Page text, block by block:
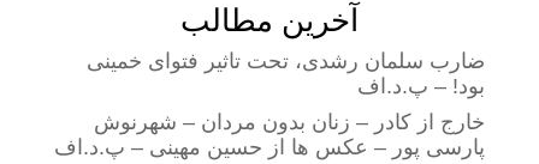
آخرین مطالب
ضارب سلمان رشدی، تحت تاثیر فتوای خمینی
بود! – پ.د.اف
خارج از کادر – زنان بدون مردان – شهرنوش
پارسی پور – عکس ها از حسین مهینی – پ.د.اف